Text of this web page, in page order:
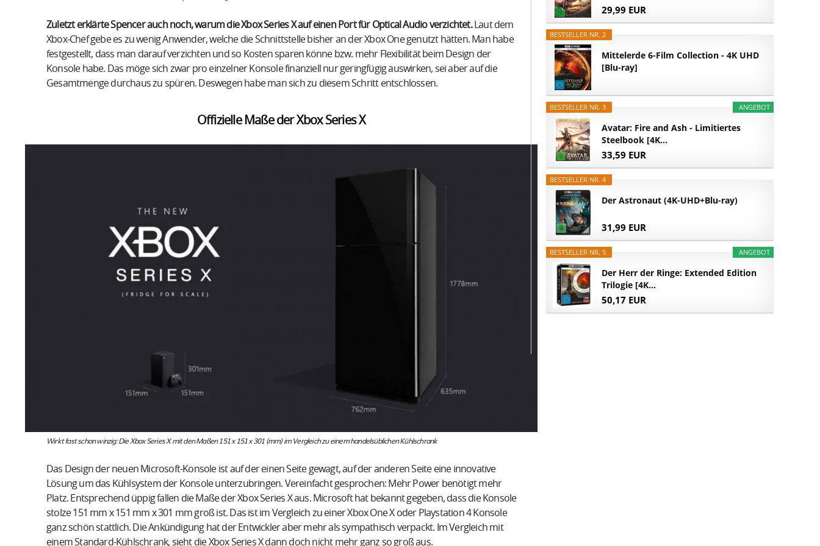
Zuletzt erklärte Spencer auch noch, warum die Xbox Series X auf einen Port für Optical Audio verzichtet.Laut dem
Xbox-Chef gebe es zu wenig Anwender, welche die Schnittstelle bisher an der Xbox One genutzt hätten. Man habe
festgestellt, dass man darauf verzichten und so Kosten sparen könne bzw. mehr Flexibilität beim Design der
Konsole habe. Das möge sich zwar pro einzelner Konsole finanziell nur geringfügig auswirken, sei aber auf die
Gesamtmenge durchaus zu spüren. Deswegen habe man sich zu diesem Schritt entschlossen.
Offizielle Maße der Xbox Series X
Wirkt fast schon winzig: Die Xbox Series X mit den Maßen 151 x 151 x 301 (mm) im Vergleich zu einem handelsüblichen Kühlschrank
Das Design der neuen Microsoft-Konsole ist auf der einen Seite gewagt, auf der anderen Seite eine innovative
Lösung um das Kühlsystem der Konsole unterzubringen. Vereinfacht gesprochen: Mehr Power benötigt mehr
Platz. Entsprechend üppig fallen die Maße der Xbox Series X aus. Microsoft hat bekannt gegeben, dass die Konsole
stolze 151 mm x 151 mm x 301 mm groß ist. Das ist im Vergleich zu einer Xbox One X oder Playstation 4 Konsole
ganz schön stattlich. Die Ankündigung hat der Entwickler aber mehr als sympathisch verpackt. Im Vergleich mit
einem Standard-Kühlschrank, sieht die Xbox Series X dann doch nicht mehr ganz so groß aus.
29,99 EUR
BESTSELLER NR. 2
Mittelerde 6-Film Collection - 4K UHD
[Blu-ray]
ANGEBOT
BESTSELLER NR. 3
Avatar: Fire and Ash - Limitiertes
Steelbook [4K...
33,59 EUR
BESTSELLER NR. 4
Der Astronaut (4K-UHD+Blu-ray)
31,99 EUR
ANGEBOT
BESTSELLER NR. 5
Der Herr der Ringe: Extended Edition
Trilogie [4K...
50,17 EUR